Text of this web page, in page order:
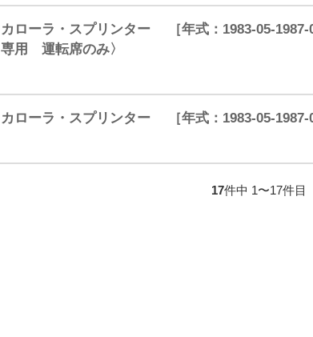
カローラ・スプリンター ［年式：1983-05-
専用 運転席のみ〉
カローラ・スプリンター ［年式：1983-05-1987-
17件中 1〜17件目